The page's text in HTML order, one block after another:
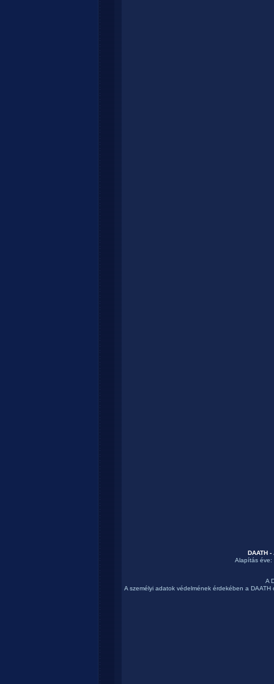
DAATH
Alapítás
A
A személyi adatok védelmének érdekében a